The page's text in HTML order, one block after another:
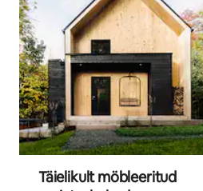
Täielikult möbleeritud